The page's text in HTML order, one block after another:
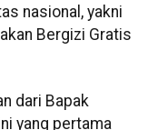
nasional, yakni
Bergizi Gratis
dari Bapak
yang pertama